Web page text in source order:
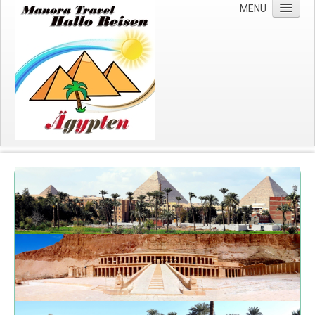
MENU
Über uns
Wichtige Hinweise
Impressum
Datenschutzerklärung
Kreuzfahrten